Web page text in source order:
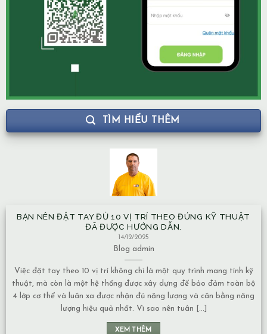
TÌM HIỂU THÊM
BẠN NÊN ĐẶT TAY ĐỦ 10 VỊ TRÍ THEO ĐÚNG KỸ THUẬT
ĐÃ ĐƯỢC HƯỚNG DẪN.
14/12/2025
Blog admin
Việc đặt tay theo 10 vị trí không chỉ là một quy trình mang tính kỹ
thuật, mà còn là một hệ thống được xây dựng để bảo đảm toàn bộ
4 lớp cơ thể và luân xa được nhận đủ năng lượng và cân bằng năng
lượng hiệu quả nhất. Vì sao nên tuân [...]
XEM THÊM